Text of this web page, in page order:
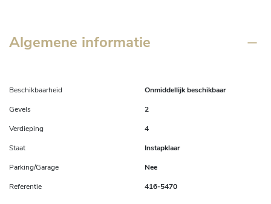
Algemene informatie
Beschikbaarheid
Onmiddellijk beschikbaar
Gevels
2
Verdieping
4
Staat
Instapklaar
Parking/Garage
Nee
Referentie
416-5470